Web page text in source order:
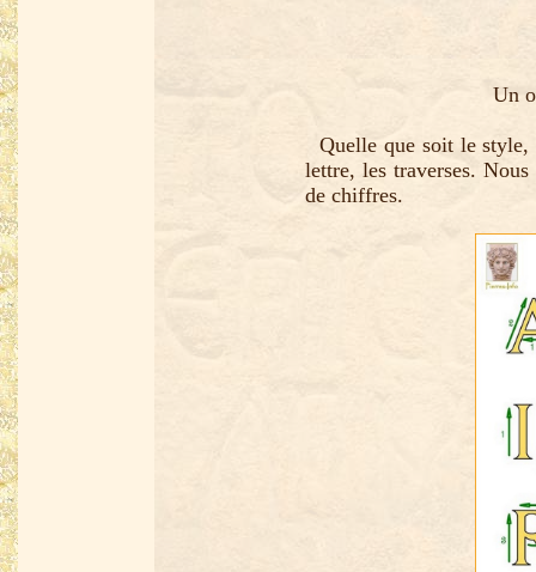
Un
Quelle que soit le style,
lettre, les traverses.
de chiffres.